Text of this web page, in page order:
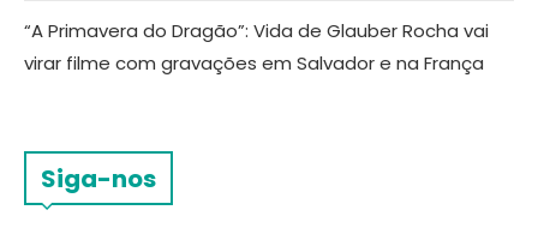
“A Primavera do Dragão”: Vida de Glauber Rocha vai
virar filme com gravações em Salvador e na França
Siga-nos